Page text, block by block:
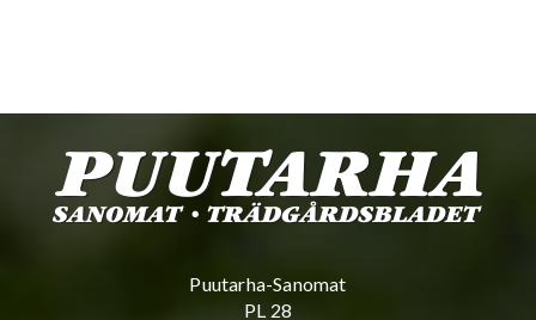
Puutarha-Sanomat
PL 28